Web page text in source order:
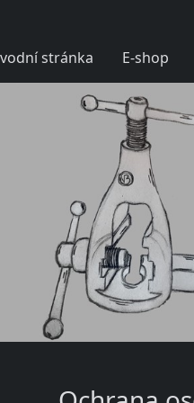
stránka
E-shop